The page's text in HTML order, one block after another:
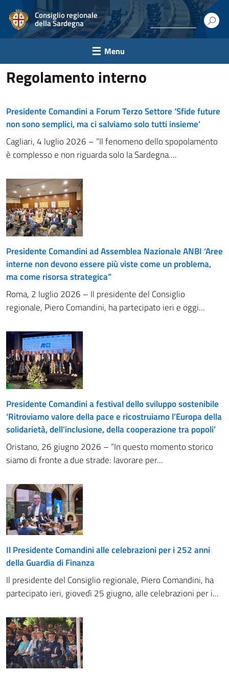
Consiglio regionale
della Sardegna
Menu
Regolamento interno
Presidente Comandini a Forum Terzo Settore ‘Sfide future
non sono semplici, ma ci salviamo solo tutti insieme’
Cagliari, 4 luglio 2026 – “Il fenomeno dello spopolamento
è complesso e non riguarda solo la Sardegna....
Presidente Comandini ad Assemblea Nazionale ANBI ‘Aree
interne non devono essere più viste come un problema,
ma come risorsa strategica”
Roma, 2 luglio 2026 – Il presidente del Consiglio
regionale, Piero Comandini, ha partecipato ieri e oggi...
Presidente Comandini a festival dello sviluppo sostenibile
‘Ritroviamo valore della pace e ricostruiamo l’Europa della
solidarietà, dell’inclusione, della cooperazione tra popoli’
Oristano, 26 giugno 2026 – “In questo momento storico
siamo di fronte a due strade: lavorare per...
Il Presidente Comandini alle celebrazioni per i 252 anni
della Guardia di Finanza
Il presidente del Consiglio regionale, Piero Comandini, ha
partecipato ieri, giovedì 25 giugno, alle celebrazioni per i...